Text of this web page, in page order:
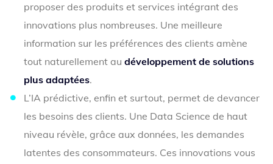
proposer des produits et services intégrant des
innovations plus nombreuses. Une meilleure
information sur les préférences des clients amène
tout naturellement au développement de solutions
plus adaptées.
L’IA prédictive, enfin et surtout, permet de devancer
les besoins des clients. Une Data Science de haut
niveau révèle, grâce aux données, les demandes
latentes des consommateurs. Ces innovations vous